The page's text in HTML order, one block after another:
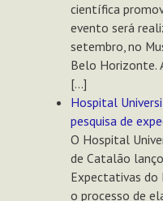
científica
evento será
setembro, no
Belo Horizonte.
[…]
Hospital
pesquisa de
O Hospital
de Catalão
Expectativas do
o processo de